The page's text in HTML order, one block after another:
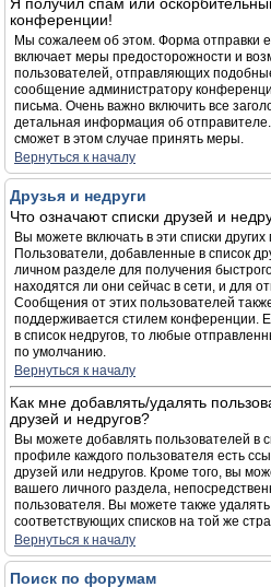
конференции!
Мы сожалеем об этом. Форма отправки
включает меры предосторожности и
пользователей, отправляющих
сообщение администратору
письма. Очень важно включить все
детальная информация об
сможет в этом случае принять меры.
Вернуться к началу
Друзья и недруги
Что означают списки друзей и
Вы можете включать в эти списки
Пользователи, добавленные в список
личном разделе для получения
находятся ли они сейчас в сети, и для
Сообщения от этих пользователей
поддерживается стилем конференции.
в список недругов, то любые
по умолчанию.
Вернуться к началу
Как мне добавлять/удалять
друзей и недругов?
Вы можете добавлять пользователей в
профиле каждого пользователя есть
друзей или недругов. Кроме того, вы
вашего личного раздела,
пользователя. Вы можете также
соответствующих списков на той же
Вернуться к началу
Поиск по форумам